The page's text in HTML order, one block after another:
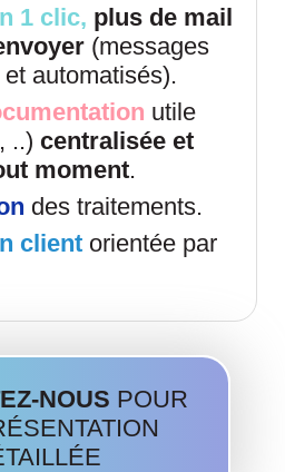
1 clic, plus de mail
(messages
automatisés).
utile
..) centralisée et
moment.
des traitements.
client orientée par
NOUS POUR